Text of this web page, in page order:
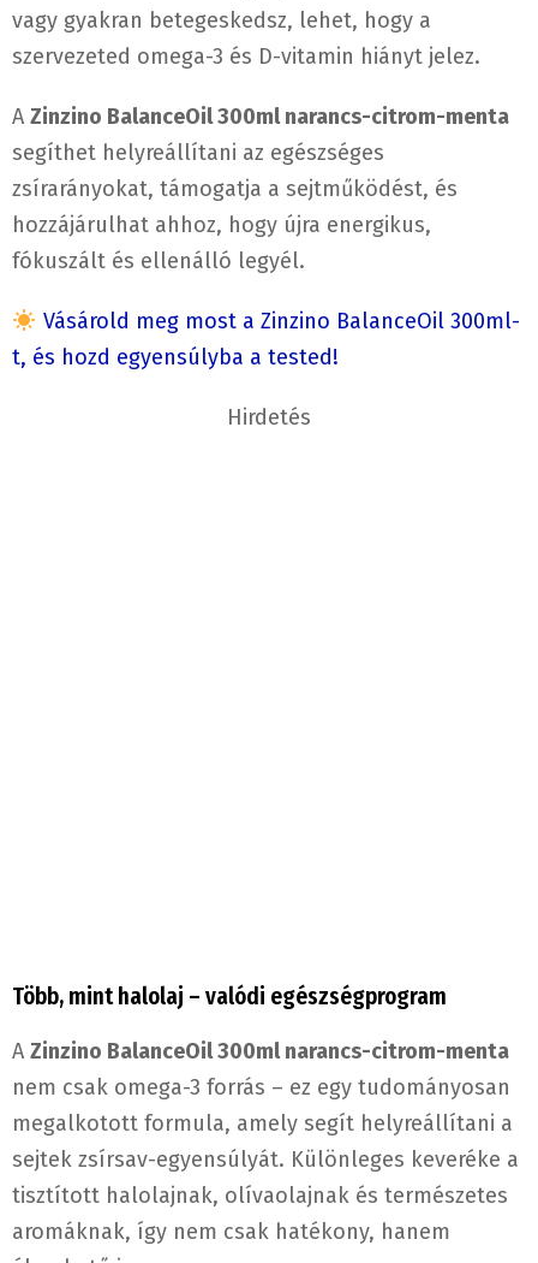
vagy gyakran betegeskedsz, lehet, hogy a
szervezeted omega-3 és D-vitamin hiányt jelez.
A Zinzino BalanceOil 300ml narancs-citrom-menta
segíthet helyreállítani az egészséges
zsírarányokat, támogatja a sejtműködést, és
hozzájárulhat ahhoz, hogy újra energikus,
fókuszált és ellenálló legyél.
Vásárold meg most a Zinzino BalanceOil 300ml-
t, és hozd egyensúlyba a tested!
Hirdetés
Több, mint halolaj – valódi egészségprogram
A Zinzino BalanceOil 300ml narancs-citrom-menta
nem csak omega-3 forrás – ez egy tudományosan
megalkotott formula, amely segít helyreállítani a
sejtek zsírsav-egyensúlyát. Különleges keveréke a
tisztított halolajnak, olívaolajnak és természetes
aromáknak, így nem csak hatékony, hanem